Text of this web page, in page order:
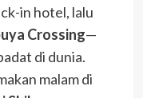
in hotel, lalu
Crossing—
di dunia.
malam di